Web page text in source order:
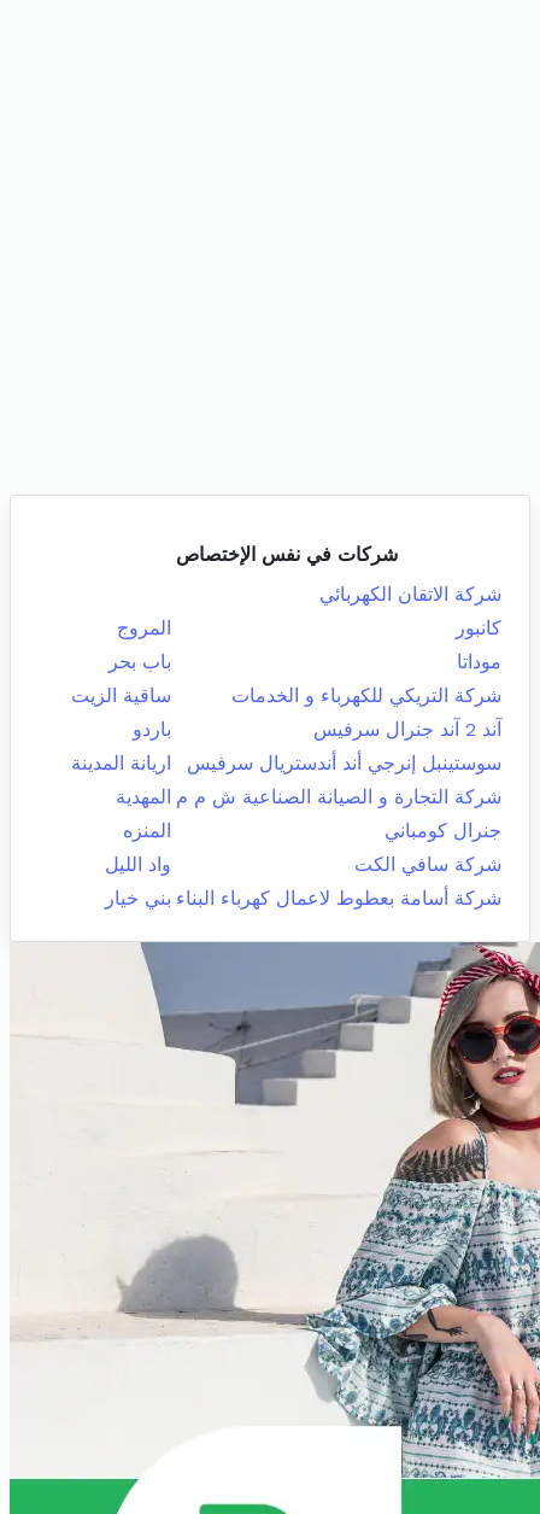
شركات في نفس الإختصاص
شركة الاتقان الكهربائي
كانبور
المروج
موداتا
باب بحر
شركة التريكي للكهرباء و الخدمات
ساقية الزيت
آند 2 آند جنرال سرفيس
باردو
سوستينبل إنرجي أند أندستريال سرفيس
اريانة المدينة
شركة التجارة و الصيانة الصناعية ش م م المهدية
جنرال كومباني
المنزه
شركة سافي الكت
واد الليل
شركة أسامة بعطوط لاعمال كهرباء البناء بني خيار